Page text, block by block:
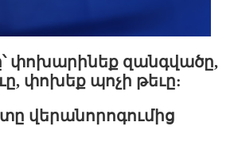
փոխարինեք զանգվածը,
փոխեք պոչի թեւը:
վերանորոգումից